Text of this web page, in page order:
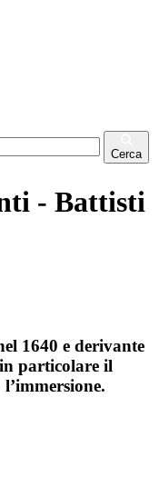
Cerca
- Battisti
1640 e derivante
particolare il